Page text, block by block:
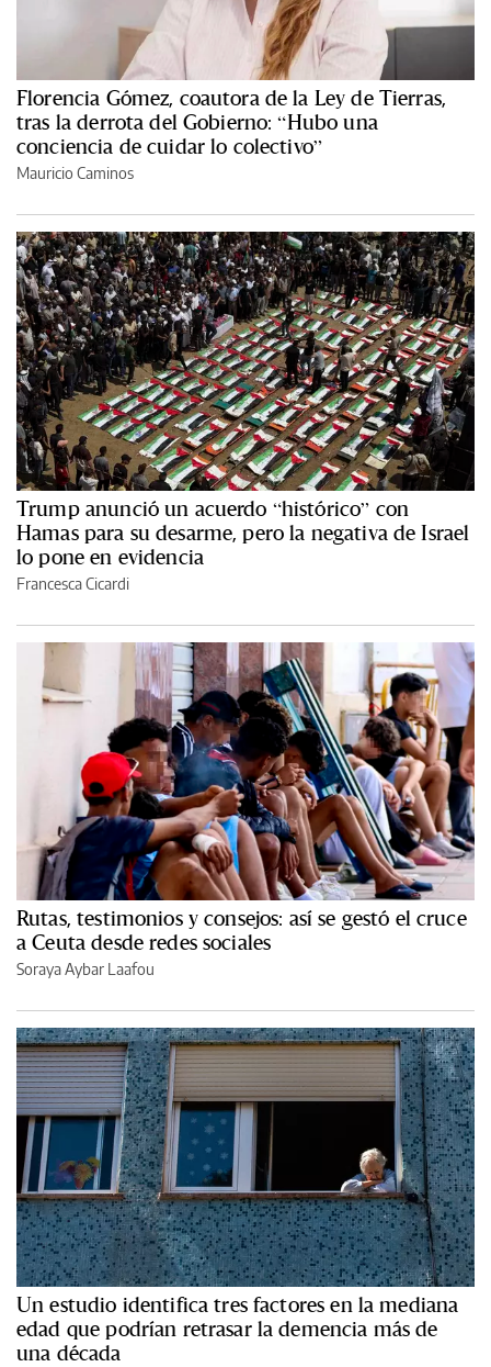
Florencia Gómez, coautora de la Ley de Tierras,
tras la derrota del Gobierno: “Hubo una
conciencia de cuidar lo colectivo”
Mauricio Caminos
Trump anunció un acuerdo “histórico” con
Hamas para su desarme, pero la negativa de Israel
lo pone en evidencia
Francesca Cicardi
Rutas, testimonios y consejos: así se gestó el cruce
a Ceuta desde redes sociales
Soraya Aybar Laafou
Un estudio identifica tres factores en la mediana
edad que podrían retrasar la demencia más de
una década